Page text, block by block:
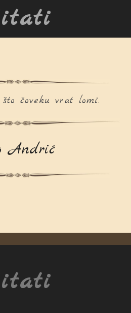
čoveku vrat lomi.
Andrić